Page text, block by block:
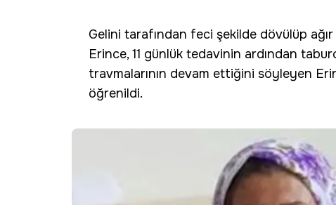
Gelini tarafından feci şekilde dövülüp
Erince, 11 günlük tedavinin ardından
travmalarının devam ettiğini söyleyen
öğrenildi.